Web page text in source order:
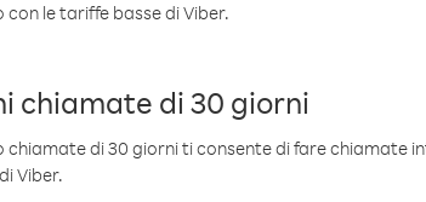
con le tariffe basse di Viber.
chiamate di 30 giorni
chiamate di 30 giorni ti consente di fare chiamate
Viber.